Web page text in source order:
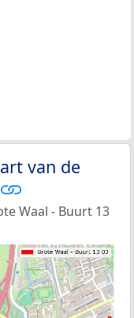
van de
Waal - Buurt 13